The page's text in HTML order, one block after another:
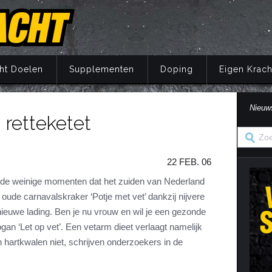
Trainingsprincipes
Krachtoefeningen Armen
Krachtoefeningen Borst
Krachtoefeningen Buik
Eiwitten
Koolhydraten
Vetten
Vocht
Doelen
Principes
Supplementen
Herstel
Mentaal
Voeding
Supplementen
Herstel
Mentaal
Supplementen Doping
Nuchtere feiten over doping
Veel gestelde vragen
Eigen
Eigen Kracht
retteketet
22 FEB. 06
weinige momenten dat het zuiden van Nederland
carnavalskraker ‘Potje met vet’ dankzij nijvere
lading. Ben je nu vrouw en wil je een gezonde
‘Let op vet’. Een vetarm dieet verlaagt namelijk
niet, schrijven onderzoekers in de